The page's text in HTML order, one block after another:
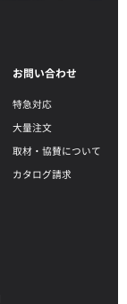
お問い合わせ
特急対応
大量注文
取材・協賛について
カタログ請求